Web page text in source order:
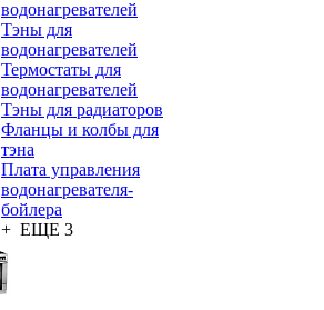
водонагревателей
Тэны для
водонагревателей
Термостаты для
водонагревателей
Тэны для радиаторов
Фланцы и колбы для
тэна
Плата управления
водонагревателя-
бойлера
+ ЕЩЕ 3